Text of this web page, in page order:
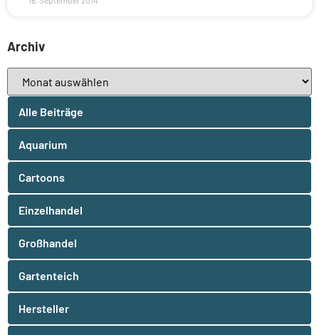
Archiv
Alle Beiträge
Aquarium
Cartoons
Einzelhandel
Großhandel
Gartenteich
Hersteller